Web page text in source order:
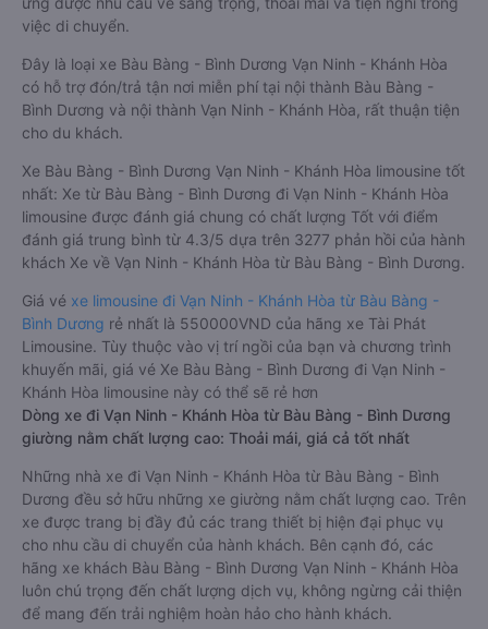
việc di chuyển.
Đây là loại xe Bàu Bàng - Bình Dương Vạn Ninh - Khánh Hòa
có hỗ trợ đón/trả tận nơi miễn phí tại nội thành Bàu Bàng -
Bình Dương và nội thành Vạn Ninh - Khánh Hòa, rất thuận tiện
cho du khách.
Xe Bàu Bàng - Bình Dương Vạn Ninh - Khánh Hòa limousine tốt
nhất: Xe từ Bàu Bàng - Bình Dương đi Vạn Ninh - Khánh Hòa
limousine được đánh giá chung có chất lượng Tốt với điểm
đánh giá trung bình từ 4.3/5 dựa trên 3277 phản hồi của hành
khách Xe về Vạn Ninh - Khánh Hòa từ Bàu Bàng - Bình Dương.
Giá vé xe limousine đi Vạn Ninh - Khánh Hòa từ Bàu Bàng -
Bình Dương rẻ nhất là 550000VND của hãng xe Tài Phát
Limousine. Tùy thuộc vào vị trí ngồi của bạn và chương trình
khuyến mãi, giá vé Xe Bàu Bàng - Bình Dương đi Vạn Ninh -
Khánh Hòa limousine này có thể sẽ rẻ hơn
Dòng xe đi Vạn Ninh - Khánh Hòa từ Bàu Bàng - Bình Dương
giường nằm chất lượng cao: Thoải mái, giá cả tốt nhất
Những nhà xe đi Vạn Ninh - Khánh Hòa từ Bàu Bàng - Bình
Dương đều sở hữu những xe giường nằm chất lượng cao. Trên
xe được trang bị đầy đủ các trang thiết bị hiện đại phục vụ
cho nhu cầu di chuyển của hành khách. Bên cạnh đó, các
hãng xe khách Bàu Bàng - Bình Dương Vạn Ninh - Khánh Hòa
luôn chú trọng đến chất lượng dịch vụ, không ngừng cải thiện
để mang đến trải nghiệm hoàn hảo cho hành khách.